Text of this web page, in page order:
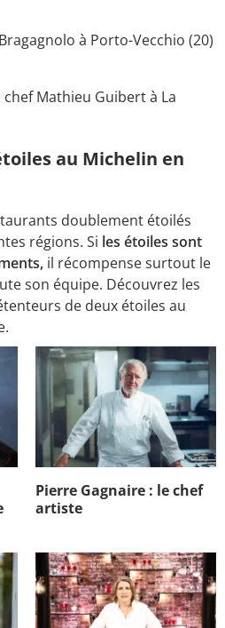
à Porto-Vecchio (20)
chef Mathieu Guibert à La
au Michelin en
doublement étoilés
régions. Si les étoiles sont
il récompense surtout le
son équipe. Découvrez les
de deux étoiles au
Pierre Gagnaire : le chef
artiste